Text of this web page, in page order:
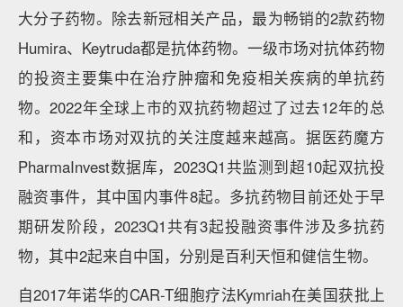
大分子药物。除去新冠相关产品，最为畅销的2款药物
Humira、Keytruda都是抗体药物。一级市场对抗体药物
的投资主要集中在治疗肿瘤和免疫相关疾病的单抗药
物。2022年全球上市的双抗药物超过了过去12年的总
和，资本市场对双抗的关注度越来越高。据医药魔方
PharmaInvest数据库，2023Q1共监测到超10起双抗投
融资事件，其中国内事件8起。多抗药物目前还处于早
期研发阶段，2023Q1共有3起投融资事件涉及多抗药
物，其中2起来自中国，分别是百利天恒和健信生物。
自2017年诺华的CAR-T细胞疗法Kymriah在美国获批上